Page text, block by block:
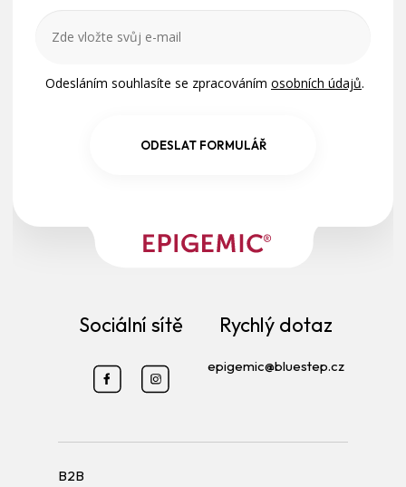
Odesláním souhlasíte se zpracováním osobních údajů.
ODESLAT FORMULÁŘ
Sociální sítě Rychlý dotaz
epigemic@bluestep.cz
B2B